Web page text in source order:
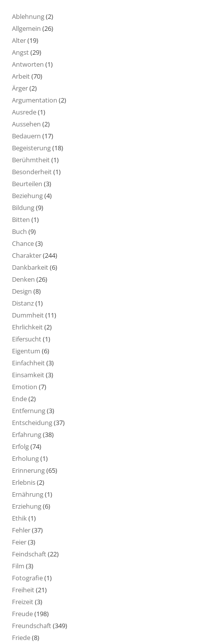
Ablehnung(2)
Allgemein (26)
Alter(19)
Angst(29)
Antworten (1)
Arbeit(70)
Ärger(2)
Argumentation (2)
Ausrede(1)
Aussehen (2)
Bedauern (17)
Begeisterung(18)
Berühmtheit(1)
Besonderheit(1)
Beurteilen (3)
Beziehung(4)
Bildung(9)
Bitten (1)
Buch (9)
Chance(3)
Charakter(244)
Dankbarkeit(6)
Denken (26)
Design (8)
Distanz(1)
Dummheit(11)
Ehrlichkeit(2)
Eifersucht(1)
Eigentum (6)
Einfachheit(3)
Einsamkeit(3)
Emotion (7)
Ende(2)
Entfernung(3)
Entscheidung(37)
Erfahrung(38)
Erfolg(74)
Erholung(1)
Erinnerung(65)
Erlebnis(2)
Ernährung(1)
Erziehung(6)
Ethik(1)
Fehler(37)
Feier(3)
Feindschaft(22)
Film (3)
Fotografie(1)
Freiheit(21)
Freizeit(3)
Freude(198)
Freundschaft(349)
Friede(8)